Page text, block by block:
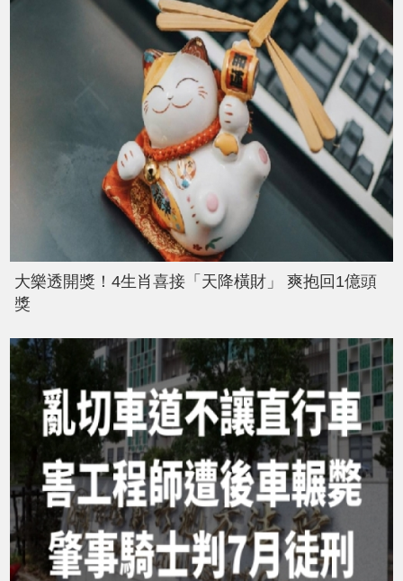
大樂透開獎！4生肖喜接「天降橫財」 爽抱回1億頭
獎